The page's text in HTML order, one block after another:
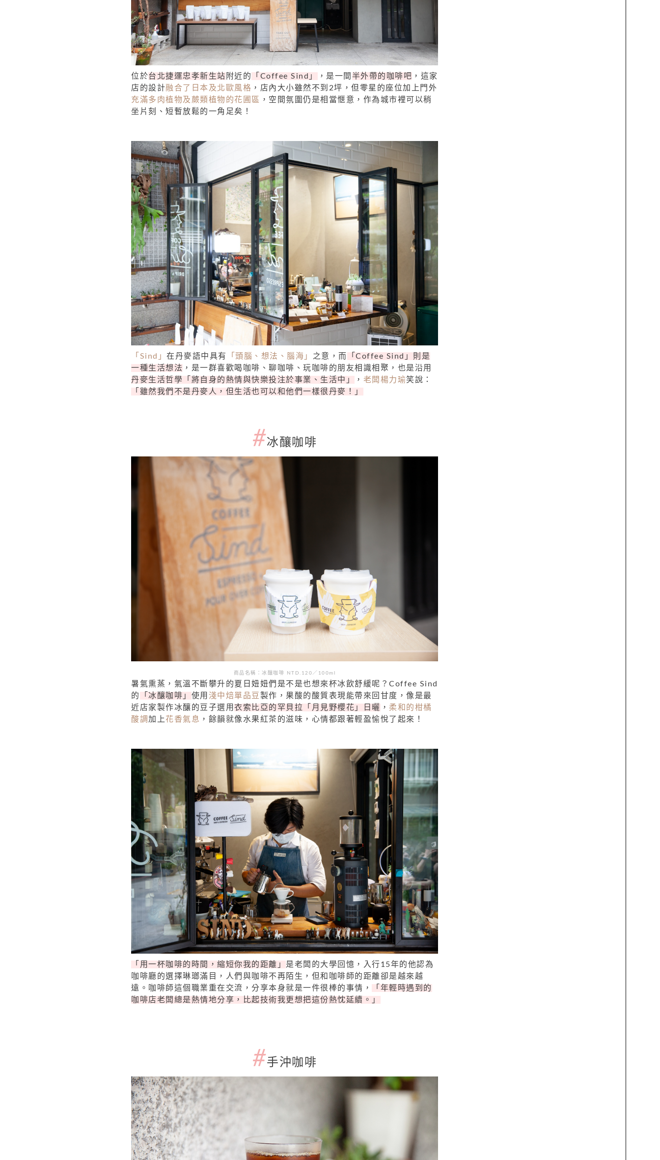
位於台北捷運忠孝新生站 附近的 「Coffee Sind」 ，是一間 半外帶的咖啡吧 ，這家
店的設計融合了日本及北歐風格 ，店內大小雖然不到2坪，但零星的座位加上門外
充滿多肉植物及蕨類植物的花圃區
，空間氛圍仍是相當愜意，作為城市裡可以稍
坐片刻、短暫放鬆的一角足矣！
「Sind」 在丹麥語中具有 「頭腦、想法、腦海」 之意，而
「Coffee Sind」則是
一種生活想法 ，是一群喜歡喝咖啡、聊咖啡、玩咖啡的朋友相識相聚，也是沿用
丹麥生活哲學「將自身的熱情與快樂投注於事業、生活中」
， 老闆楊力瑜笑說：
「雖然我們不是丹麥人，但生活也可以和他們一樣很丹麥！」
#冰釀咖啡
商品名稱：冰釀咖啡 NTD.120／100ml
暑氣熏蒸，氣溫不斷攀升的夏日妞妞們是不是也想來杯冰飲舒緩呢？Coffee Sind
的
「冰釀咖啡」 使用 淺中焙單品豆 製作，果酸的酸質表現能帶來回甘度，像是最
近店家製作冰釀的豆子選用 衣索比亞的罕貝拉「月見野櫻花」日曬 ， 柔和的柑橘
酸調加上 花香氣息 ，餘韻就像水果紅茶的滋味，心情都跟著輕盈愉悅了起來！
「用一杯咖啡的時間，縮短你我的距離」 是老闆的大學回憶，入行15年的他認為
咖啡廳的選擇琳瑯滿目，人們與咖啡不再陌生，但和咖啡師的距離卻是越來越
遠。咖啡師這個職業重在交流，分享本身就是一件很棒的事情，
「年輕時遇到的
咖啡店老闆總是熱情地分享，比起技術我更想把這份熱忱延續。」
#手沖咖啡